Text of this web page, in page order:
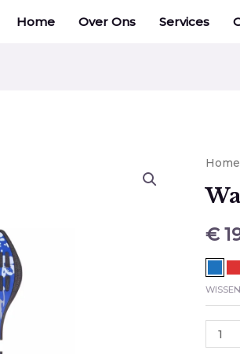
Home Over Ons Services
Home
€
WISSEN
aantal